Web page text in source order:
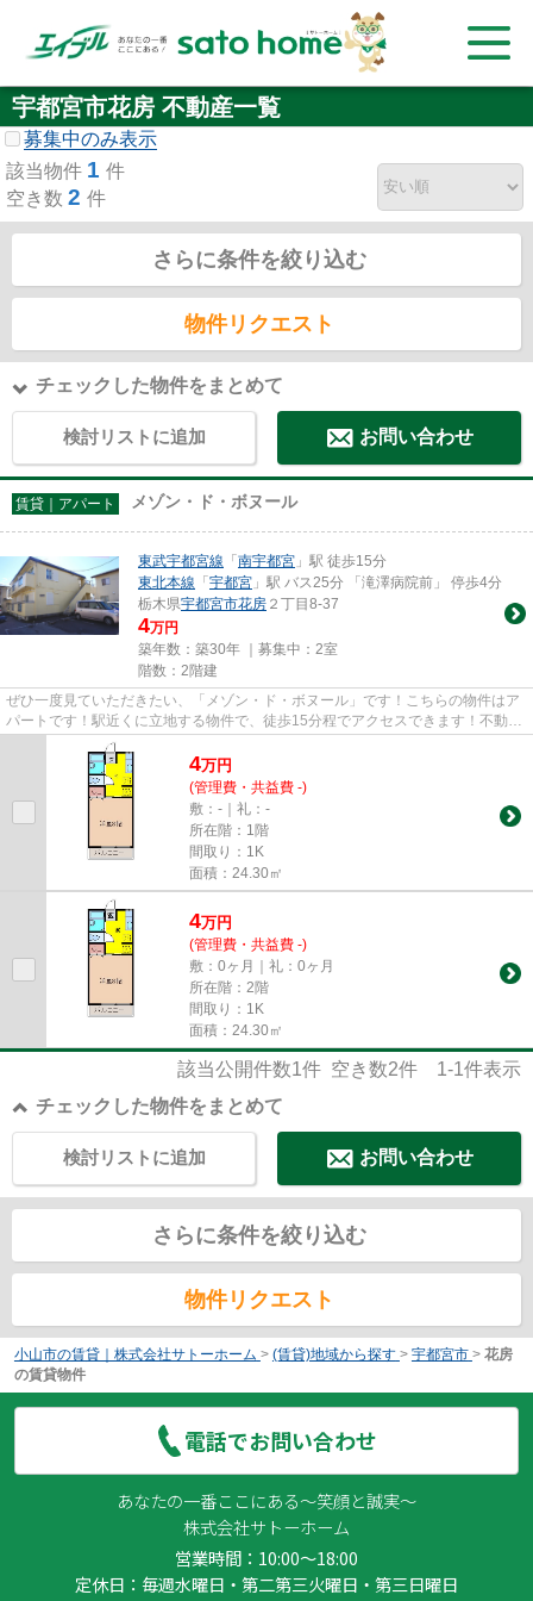
宇都宮市花房 不動産一覧
募集中のみ表示
該当物件 1 件
空き数 2 件
さらに条件を絞り込む
物件リクエスト
チェックした物件をまとめて
検討リストに追加 お問い合わせ
賃貸｜アパート メゾン・ド・ボヌール
東武宇都宮線 「南宇都宮 」駅 徒歩15分
東北本線 「宇都宮 」駅 バス25分 「滝澤病院前」 停歩4分
栃木県宇都宮市花房 ２丁目8-37
4万円
築年数：築30年 ｜募集中： 2室
階数：2階建
ぜひ一度見ていただきたい、「メゾン・ド・ボヌール」です！こちらの物件はア
パートです！駅近くに立地する物件で、徒歩15分程でアクセスできます！不動産
物件をご紹介をいたします！...
4万円
(管理費・共益費 -)
敷：-｜礼：-
所在階：1階
間取り：1K
面積：24.30㎡
4万円
(管理費・共益費 -)
敷：0ヶ月｜礼：0ヶ月
所在階：2階
間取り：1K
面積：24.30㎡
該当公開件数1件 空き数2件 1-1件表示
チェックした物件をまとめて
お問い合わせ
検討リストに追加
さらに条件を絞り込む
物件リクエスト
小山市の賃貸｜株式会社サトーホーム > (賃貸)地域から探す > 宇都宮市 > 花房
の賃貸物件
電話でお問い合わせ
あなたの一番ここにある～笑顔と誠実～
株式会社サトーホーム
営業時間：10:00～18:00
定休日：毎週水曜日・第二第三火曜日・第三日曜日